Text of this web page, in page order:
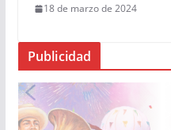
18 de marzo de 2024
Publicidad